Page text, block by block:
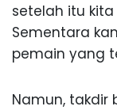
setelah itu
Sementara
pemain yang
Namun, takdir